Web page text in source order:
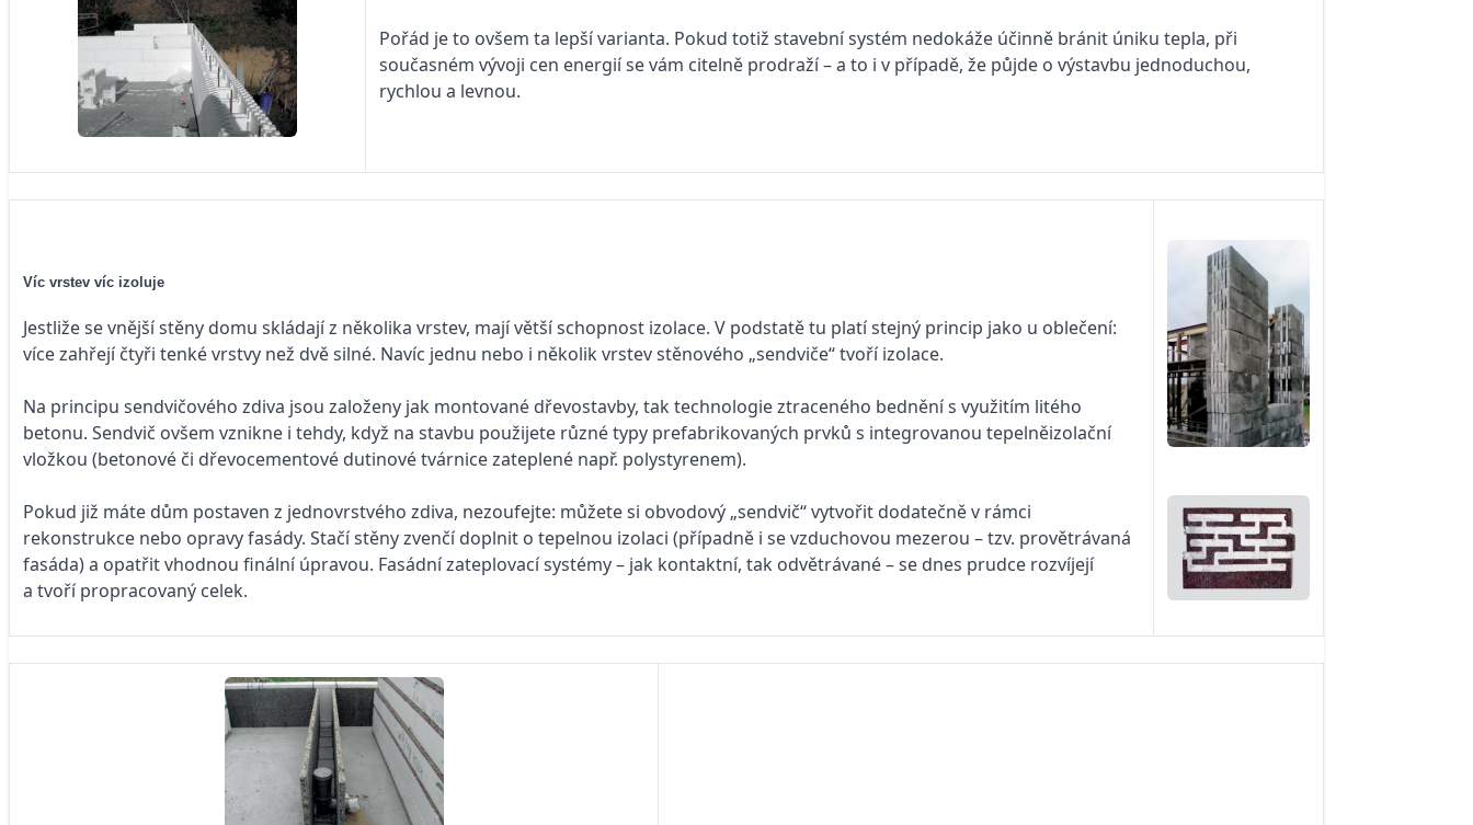
Pořád je to ovšem ta lepší varianta. Pokud totiž stavební systém nedokáže účinně bránit úniku tepla, při
současném vývoji cen energií se vám citelně prodraží – a to i v případě, že půjde o výstavbu jednoduchou,
rychlou a levnou.
Víc vrstev víc izoluje
Jestliže se vnější stěny domu skládají z několika vrstev, mají větší schopnost izolace. V podstatě tu platí stejný princip jako u oblečení:
více zahřejí čtyři tenké vrstvy než dvě silné. Navíc jednu nebo i několik vrstev stěnového „sendviče“ tvoří izolace.
Na principu sendvičového zdiva jsou založeny jak montované dřevostavby, tak technologie ztraceného bednění s využitím litého
betonu. Sendvič ovšem vznikne i tehdy, když na stavbu použijete různé typy prefabrikovaných prvků s integrovanou tepelněizolační
vložkou (betonové či dřevocementové dutinové tvárnice zateplené např. polystyrenem).
Pokud již máte dům postaven z jednovrstvého zdiva, nezoufejte: můžete si obvodový „sendvič“ vytvořit dodatečně v rámci
rekonstrukce nebo opravy fasády. Stačí stěny zvenčí doplnit o tepelnou izolaci (případně i se vzduchovou mezerou – tzv. provětrávaná
fasáda) a opatřit vhodnou finální úpravou. Fasádní zateplovací systémy – jak kontaktní, tak odvětrávané – se dnes prudce rozvíjejí
a tvoří propracovaný celek.